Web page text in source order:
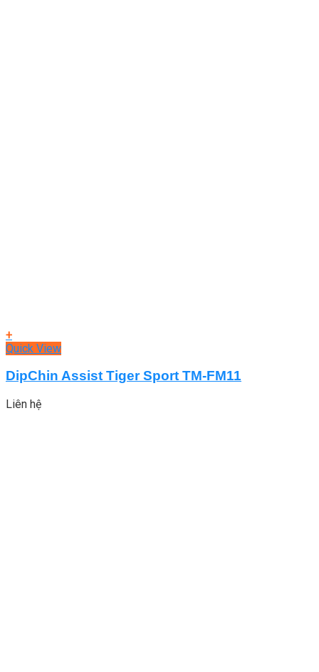
+
Quick View
DipChin Assist Tiger Sport TM-FM11
Liên hệ